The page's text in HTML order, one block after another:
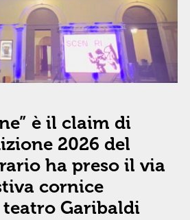
è il claim di
2026 del
ha preso il via
cornice
teatro Garibaldi